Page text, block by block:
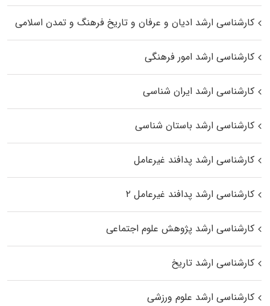
کارشناسی ارشد ادیان و عرفان و تاریخ فرهنگ و تمدن اسلامی
کارشناسی ارشد امور فرهنگی
کارشناسی ارشد ایران شناسی
کارشناسی ارشد باستان شناسی
کارشناسی ارشد پدافند غیرعامل
کارشناسی ارشد پدافند غیرعامل ۲
کارشناسی ارشد پژوهش علوم اجتماعی
کارشناسی ارشد تاریخ
کارشناسی ارشد علوم ورزشی